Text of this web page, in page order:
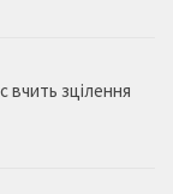
вчить зцілення